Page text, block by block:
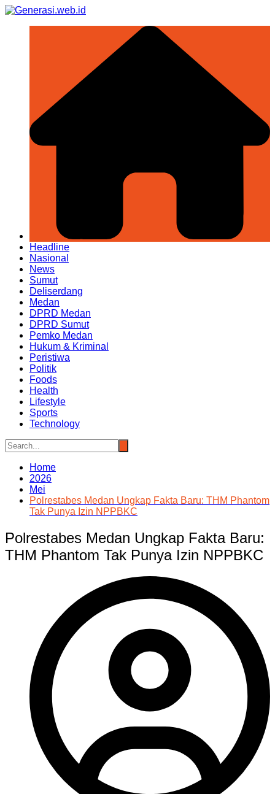
Skip
Headline
Nasional
News
Sumut
Deliserdang
Medan
DPRD Medan
DPRD Sumut
Pemko Medan
Hukum & Kriminal
Peristiwa
Politik
Foods
Health
Lifestyle
Sports
Technology
Home
2026
Mei
Polrestabes Medan Ungkap Fakta Baru: THM Phantom
Tak Punya Izin NPPBKC
Polrestabes Medan Ungkap Fakta Baru:
THM Phantom Tak Punya Izin NPPBKC